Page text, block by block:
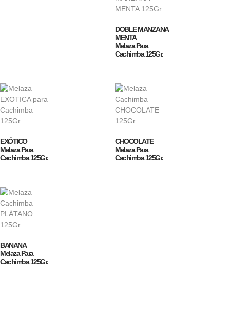
DOBLE MANZANA
MENTA
Melaza Para
Cachimba 125Gr.
EXÓTICO
Melaza Para
Cachimba 125Gr.
CHOCOLATE
Melaza Para
Cachimba 125Gr.
BANANA
Melaza Para
Cachimba 125Gr.